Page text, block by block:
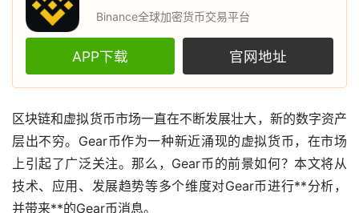
Binance全球加密货币交易平台
APP下载 官网地址
区块链和虚拟货币市场一直在不断发展壮大，新的数字资产
层出不穷。Gear币作为一种新近涌现的虚拟货币，在市场
上引起了广泛关注。那么，Gear币的前景如何？本文将从
技术、应用、发展趋势等多个维度对Gear币进行**分析，
并带来**的Gear币消息。